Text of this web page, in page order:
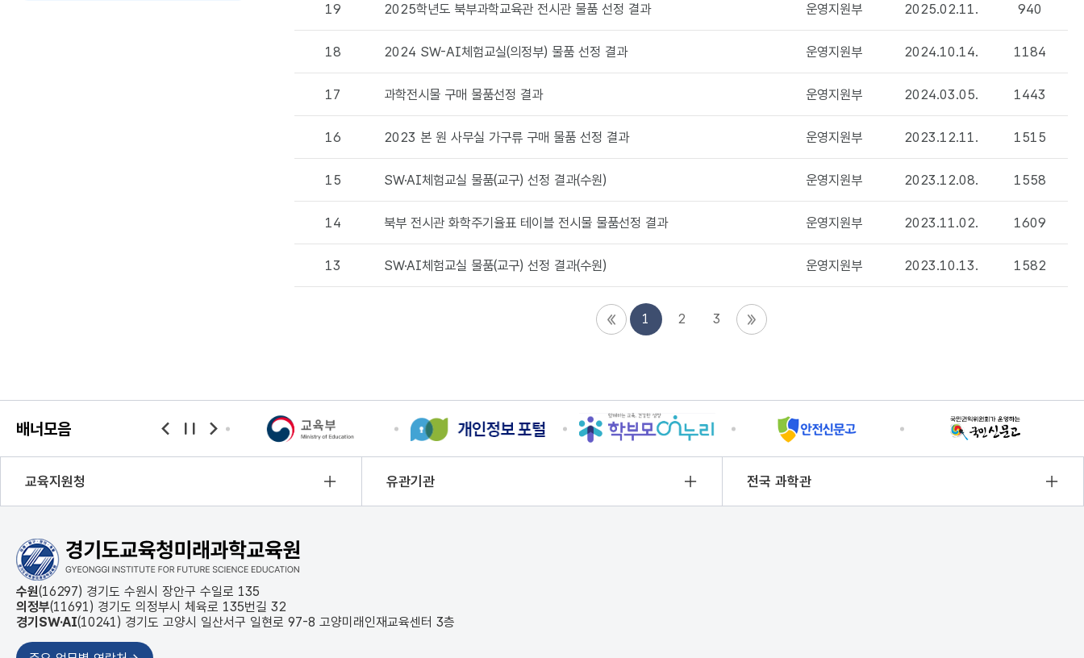
호,
명,
일,
수
19 2025학년도 북부과학교육관 전시관 물품 선정 결과 운영지원부 2025.02.11. 940
18 2024 SW-AI체험교실(의정부) 물품 선정 결과 운영지원부 2024.10.14. 1184
17 과학전시물 구매 물품선정 결과 운영지원부 2024.03.05. 1443
16 2023 본 원 사무실 가구류 구매 물품 선정 결과 운영지원부 2023.12.11. 1515
15 SW·AI체험교실 물품(교구) 선정 결과(수원) 운영지원부 2023.12.08. 1558
14 북부 전시관 화학주기율표 테이블 전시물 물품선정 결과 운영지원부 2023.11.02. 1609
13 SW·AI체험교실 물품(교구) 선정 결과(수원) 운영지원부 2023.10.13. 1582
1 2 3
배너모음
bannerbannerbanner
교육지원청 유관기관 전국 과학관
수원(16297) 경기도 수원시 장안구 수일로 135
의정부(11691) 경기도 의정부시 체육로 135번길 32
경기SW·AI(10241) 경기도 고양시 일산서구 일현로 97-8 고양미래인재교육센터 3층